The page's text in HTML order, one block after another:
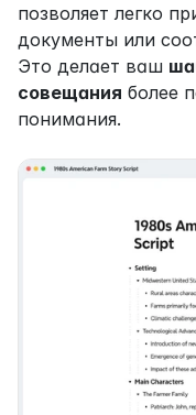
позволяет легко
документы или
Это делает ваш
совещания более
понимания.